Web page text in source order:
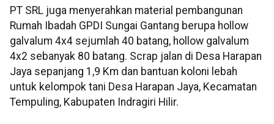
PT SRL juga menyerahkan material pembangunan
Rumah Ibadah GPDI Sungai Gantang berupa hollow
galvalum 4x4 sejumlah 40 batang, hollow galvalum
4x2 sebanyak 80 batang. Scrap jalan di Desa Harapan
Jaya sepanjang 1,9 Km dan bantuan koloni lebah
untuk kelompok tani Desa Harapan Jaya, Kecamatan
Tempuling, Kabupaten Indragiri Hilir.